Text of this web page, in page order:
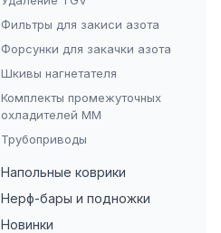
Фильтры для закиси азота
Форсунки для закачки азота
Шкивы нагнетателя
Комплекты промежуточных
охладителей ММ
Трубоприводы
Напольные коврики
Нерф-бары и подножки
Новинки